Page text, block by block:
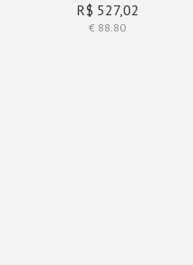
R$ 527,02
€ 88.80